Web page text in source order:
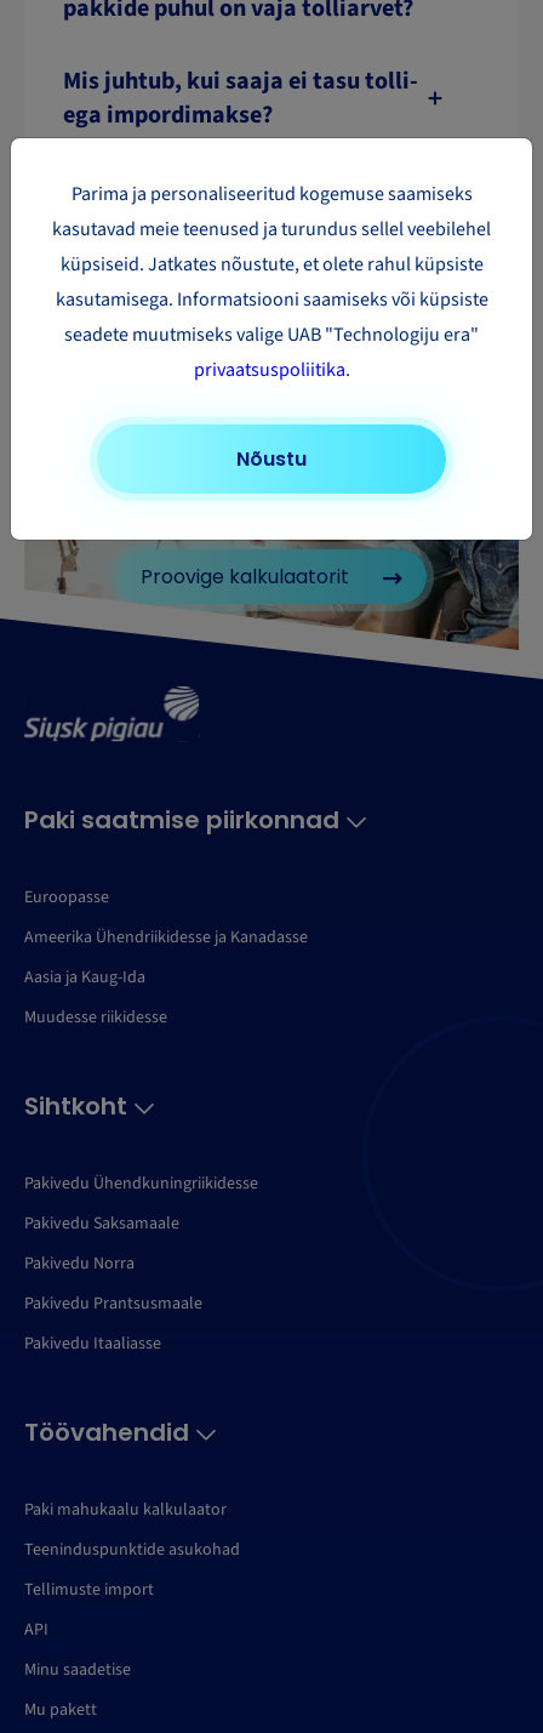
pakkide puhul on vaja tolliarvet?
Mis juhtub, kui saaja ei tasu tolli-
ega impordimakse?
Kui palju maksab saadetise
saatmine Ameerikasse?
Kas vaja pakk saata?
Proovige kalkulaatorit
Paki saatmise piirkonnad
Euroopasse
Ameerika Ühendriikidesse ja Kanadasse
Aasia ja Kaug-Ida
Muudesse riikidesse
Sihtkoht
Pakivedu Ühendkuningriikidesse
Pakivedu Saksamaale
Pakivedu Norra
Pakivedu Prantsusmaale
Pakivedu Itaaliasse
Töövahendid
Paki mahukaalu kalkulaator
Teeninduspunktide asukohad
Tellimuste import
API
Minu saadetise
Mu pakett
Parima ja personaliseeritud kogemuse saamiseks
kasutavad meie teenused ja turundus sellel veebilehel
küpsiseid. Jatkates nõustute, et olete rahul küpsiste
kasutamisega. Informatsiooni saamiseks või küpsiste
seadete muutmiseks valige UAB "Technologiju era"
privaatsuspoliitika.
Nõustu